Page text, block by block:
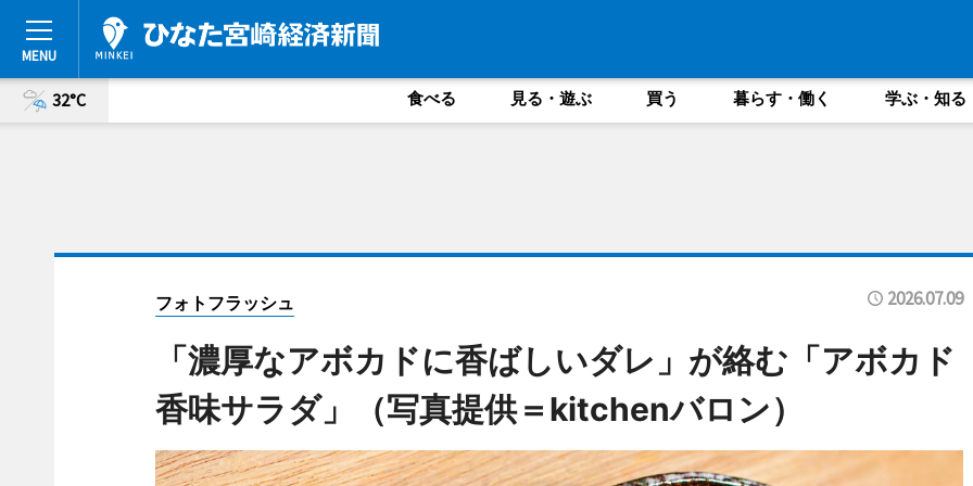
32°C 食べる 見る・遊ぶ 買う 暮らす・働く 学ぶ・知る
フォトフラッシュ 2026.07.09
「濃厚なアボカドに香ばしいダレ」が絡む「アボカド
香味サラダ」（写真提供＝kitchenバロン）